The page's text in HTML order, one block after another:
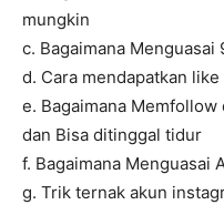
mungkin
c. Bagaimana Menguasai
d. Cara mendapatkan
e. Bagaimana
dan Bisa ditinggal tidur
f. Bagaimana Menguasai
g. Trik ternak akun